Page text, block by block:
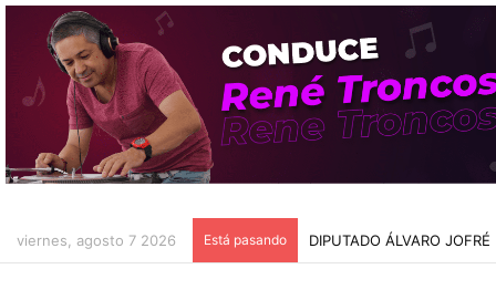
viernes, agosto 7 2026 Está pasando DIPUTADO ÁLVARO